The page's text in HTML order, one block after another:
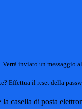
Verrà inviato un messaggio
Effettua il reset della
casella di posta